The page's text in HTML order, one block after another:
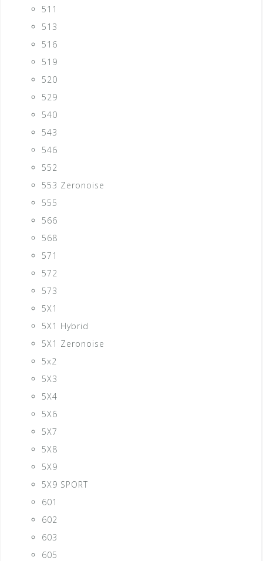
511
513
516
519
520
529
540
543
546
552
553 Zeronoise
555
566
568
571
572
573
5X1
5X1 Hybrid
5X1 Zeronoise
5x2
5X3
5X4
5X6
5X7
5X8
5X9
5X9 SPORT
601
602
603
605